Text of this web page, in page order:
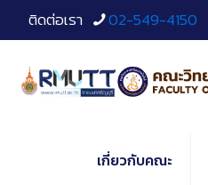
to
Content
ติดต่อเรา 02-549-4150
เกี่ยวกับคณะ